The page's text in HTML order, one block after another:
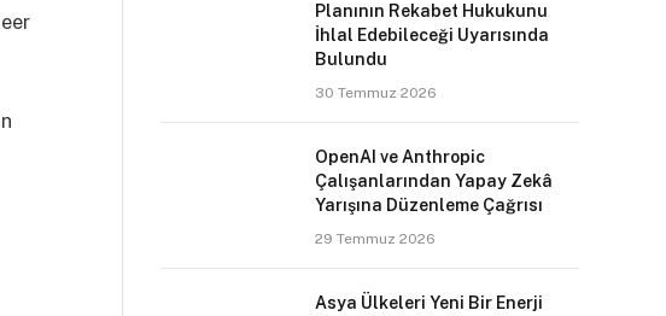
Planının Rekabet Hukukunu
İhlal Edebileceği Uyarısında
Bulundu
30 Temmuz 2026
OpenAI ve Anthropic
Çalışanlarından Yapay Zekâ
Yarışına Düzenleme Çağrısı
29 Temmuz 2026
Asya Ülkeleri Yeni Bir Enerji